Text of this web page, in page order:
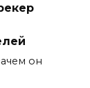
он